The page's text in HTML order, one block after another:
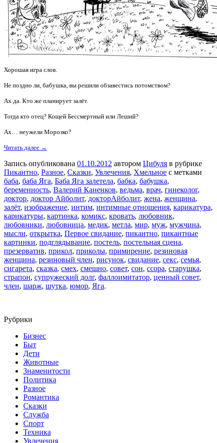
Хорошая игра слов.
Не поздно ли, бабушка, вы решили обзавестись потомством?
Ах да. Кто же планирует залёт.
Тогда кто отец? Кощей Бессмертный или Леший?
Ах… неужели Морозко?
Читать далее →
Запись опубликована 01.10.2012 автором Цибуля в рубрике
Пикантно, Разное, Сказки, Увлечения, Хмельное с метками
баба, баба Яга, Баба Яга залетела, бабка, бабушка,
беременность, Валерий Каненков, ведьма, врач, гинеколог,
доктор, доктор Айболит, докторАйболит, жена, женщина,
залёт, изображение, интим, интимные отношения, карикатура,
карикатуры, картинка, комикс, кровать, любовник,
любовники, любовница, медик, метла, мир, муж, мужчина,
мысли, открытка, Первое свидание, пикантно, пикантные
картинки, подглядывание, постель, постельная сцена,
презерватив, прикол, приколы, примирение, резиновая
женщина, резиновый член, рисунок, свидание, секс, семья,
сигарета, сказка, смех, смешно, совет, сон, ссора, старушка,
страпон, супружеский долг, фаллоимитатор, ценный совет,
член, шарж, шутка, юмор, Яга.
Рубрики
Бизнес
Быт
Дети
Животные
Знаменитости
Политика
Разное
Романтика
Сказки
Служба
Спорт
Техника
Увлечения